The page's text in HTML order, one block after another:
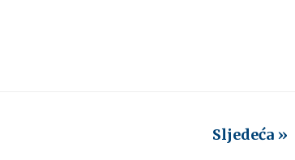
Sljedeća »